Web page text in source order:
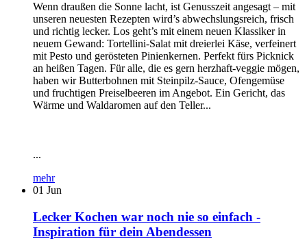
Wenn draußen die Sonne lacht, ist Genusszeit angesagt – mit
unseren neuesten Rezepten wird’s abwechslungsreich, frisch
und richtig lecker. Los geht’s mit einem neuen Klassiker in
neuem Gewand: Tortellini-Salat mit dreierlei Käse, verfeinert
mit Pesto und gerösteten Pinienkernen. Perfekt fürs Picknick
an heißen Tagen. Für alle, die es gern herzhaft-veggie mögen,
haben wir Butterbohnen mit Steinpilz-Sauce, Ofengemüse
und fruchtigen Preiselbeeren im Angebot. Ein Gericht, das
Wärme und Waldaromen auf den Teller...
...
mehr
01 Jun
Lecker Kochen war noch nie so einfach -
Inspiration für dein Abendessen